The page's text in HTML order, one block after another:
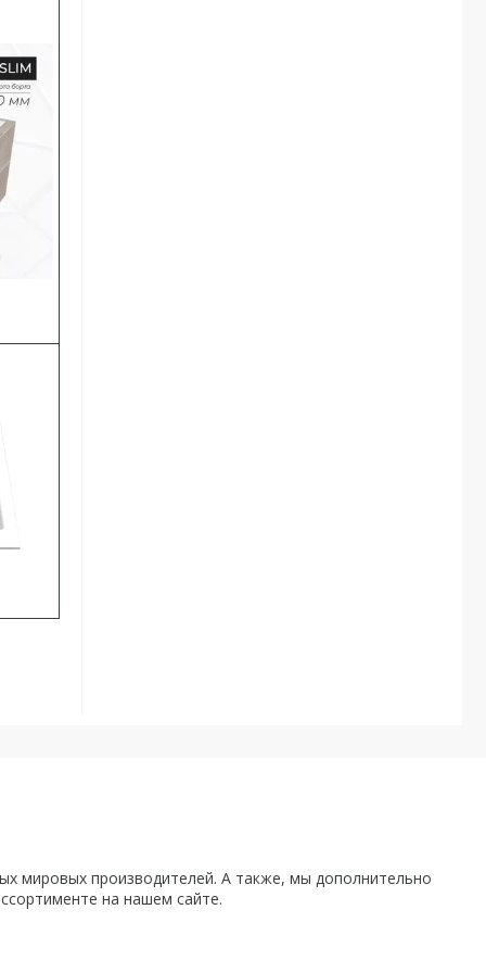
мировых производителей. А также, мы дополнительно
на нашем сайте.